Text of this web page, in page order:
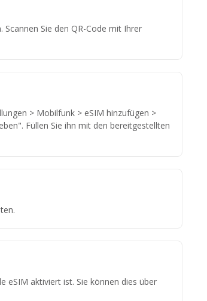
Sie den QR-Code mit Ihrer
> Mobilfunk > eSIM hinzufügen >
Füllen Sie ihn mit den bereitgestellten
eSIM aktiviert ist. Sie können dies über